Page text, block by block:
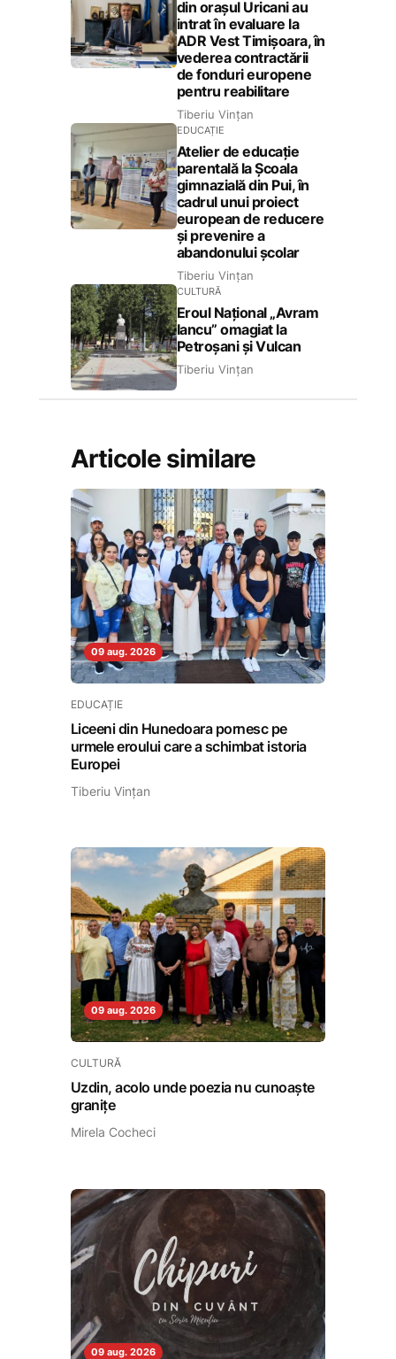
din orașul Uricani au
intrat în evaluare la
ADR Vest Timișoara, în
vederea contractării
de fonduri europene
pentru reabilitare
Tiberiu Vințan
EDUCAȚIE
Atelier de educație
parentală la Școala
gimnazială din Pui, în
cadrul unui proiect
european de reducere
și prevenire a
abandonului școlar
Tiberiu Vințan
CULTURĂ
Eroul Național „Avram
Iancu” omagiat la
Petroșani și Vulcan
Tiberiu Vințan
Articole similare
09 aug. 2026
EDUCAȚIE
Liceeni din Hunedoara pornesc pe
urmele eroului care a schimbat istoria
Europei
Tiberiu Vințan
09 aug. 2026
CULTURĂ
Uzdin, acolo unde poezia nu cunoaște
granițe
Mirela Cocheci
09 aug. 2026